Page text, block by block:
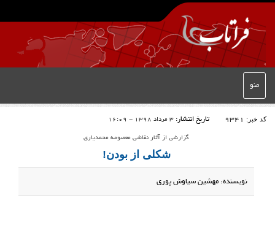
منو
کد خبر: 9341 تاریخ انتشار: 3 مرداد 1398 - 16:09
گزارشی از آثار نقاشی معصومه محمدیاری
شکلی از بودن!
نویسنده: مهشین سیاوش پوری